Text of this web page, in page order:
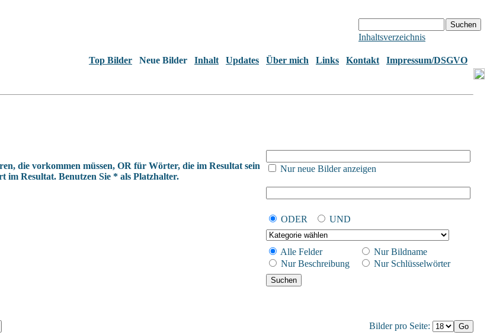
Inhaltsverzeichnis
Top Bilder Neue Bilder Inhalt Updates Über mich Links Kontakt
Impressum/DSGVO
die vorkommen müssen, OR für Wörter, die im Resultat sein
im Resultat. Benutzen Sie * als Platzhalter.
Nur neue Bilder anzeigen
ODER
UND
Alle Felder
Nur Bildname
Nur Beschreibung
Nur Schlüsselwörter
Bilder pro Seite: